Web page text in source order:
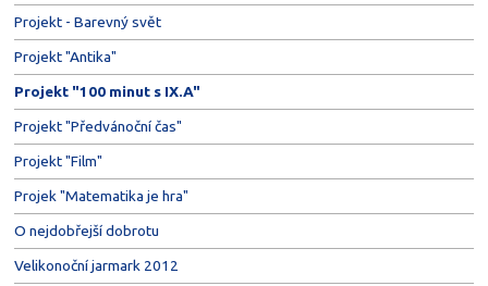
Projekt - Barevný svět
Projekt "Antika"
Projekt "100 minut s IX.A"
Projekt "Předvánoční čas"
Projekt "Film"
Projek "Matematika je hra"
O nejdobřejší dobrotu
Velikonoční jarmark 2012